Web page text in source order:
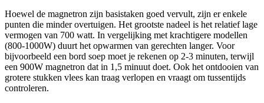
Hoewel de magnetron zijn basistaken goed vervult, zijn er enkele
punten die minder overtuigen. Het grootste nadeel is het relatief lage
vermogen van 700 watt. In vergelijking met krachtigere modellen
(800-1000W) duurt het opwarmen van gerechten langer. Voor
bijvoorbeeld een bord soep moet je rekenen op 2-3 minuten, terwijl
een 900W magnetron dat in 1,5 minuut doet. Ook het ontdooien van
grotere stukken vlees kan traag verlopen en vraagt om tussentijds
controleren.